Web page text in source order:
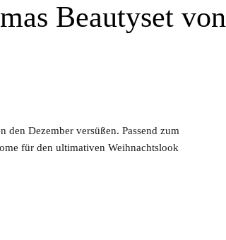
Beautyset von
Dezember versüßen. Passend zum
für den ultimativen Weihnachtslook